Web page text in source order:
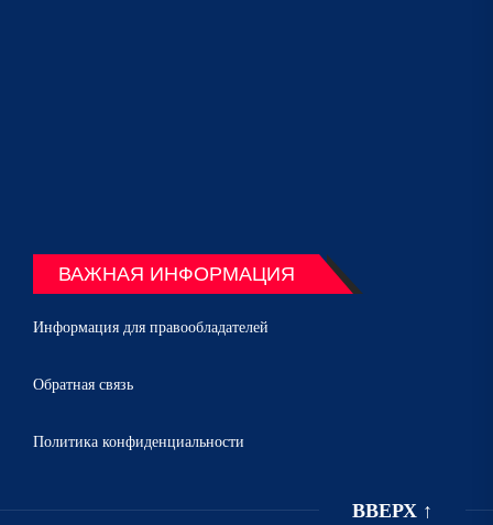
ВАЖНАЯ ИНФОРМАЦИЯ
Информация для правообладателей
Обратная связь
Политика конфиденциальности
ВВЕРХ ↑